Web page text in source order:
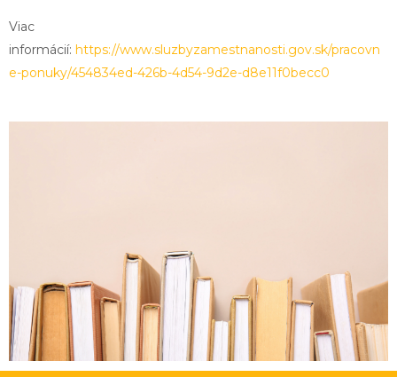
Viac
informácií: https://www.sluzbyzamestnanosti.gov.sk/pracovn
e-ponuky/454834ed-426b-4d54-9d2e-d8e11f0becc0